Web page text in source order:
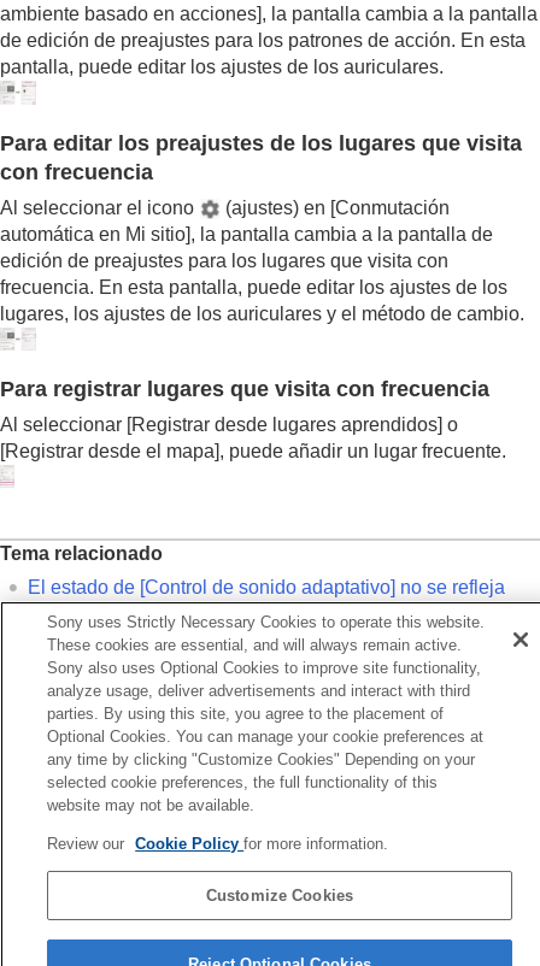
ambiente basado en acciones ], la pantalla cambia a la pantalla
de edición de preajustes para los patrones de acción. En esta
pantalla, puede editar los ajustes de los auriculares.
Para editar los preajustes de los lugares que visita
con frecuencia
Al seleccionar el icono (ajustes) en [Conmutación
automática en Mi sitio], la pantalla cambia a la pantalla de
edición de preajustes para los lugares que visita con
frecuencia. En esta pantalla, puede editar los ajustes de los
lugares, los ajustes de los auriculares y el método de cambio.
Para registrar lugares que visita con frecuencia
Al seleccionar [Registrar desde lugares aprendidos] o
[Registrar desde el mapa], puede añadir un lugar frecuente.
Tema relacionado
El estado de [Control de sonido adaptativo] no se refleja
correctamente aunque esté de pie
El lugar que visita con frecuencia no se detecta
correctamente en [Control de sonido adaptativo]
Anterior
del salpicadero “Sony | Headphones Connect”
del dispositivo conectado en una conexión
(Dispositivo conectado
Página de selección de idioma
Sony uses Strictly Necessary Cookies to operate this website.
These cookies are essential, and will always remain active.
Sony also uses Optional Cookies to improve site functionality,
analyze usage, deliver advertisements and interact with third
parties. By using this site, you agree to the placement of
Optional Cookies. You can manage your cookie preferences at
any time by clicking "Customize Cookies" Depending on your
selected cookie preferences, the full functionality of this
website may not be available.
Review our Cookie Policyfor more information.
Customize Cookies